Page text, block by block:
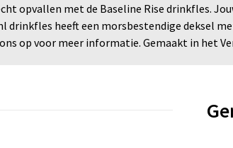
opvallen met de Baseline Rise drinkfles.
drinkfles heeft een morsbestendige deksel
op voor meer informatie. Gemaakt in het